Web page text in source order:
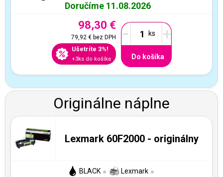
Doručíme 11.08.2026
98,30 €
79,92 €bez DPH
Ušetríte 3%!
+3ks do košíka
- +
Do košíka
Originálne náplne
Lexmark 60F2000 - originálny
BLACK Lexmark